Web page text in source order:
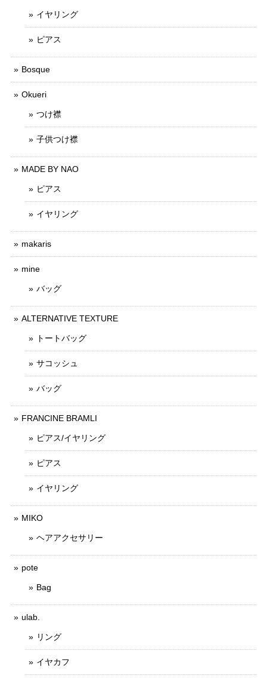
イヤリング
ピアス
Bosque
Okueri
つけ襟
子供つけ襟
MADE BY NAO
ピアス
イヤリング
makaris
mine
バッグ
ALTERNATIVE TEXTURE
トートバッグ
サコッシュ
バッグ
FRANCINE BRAMLI
ピアス/イヤリング
ピアス
イヤリング
MIKO
ヘアアクセサリー
pote
Bag
ulab.
リング
イヤカフ